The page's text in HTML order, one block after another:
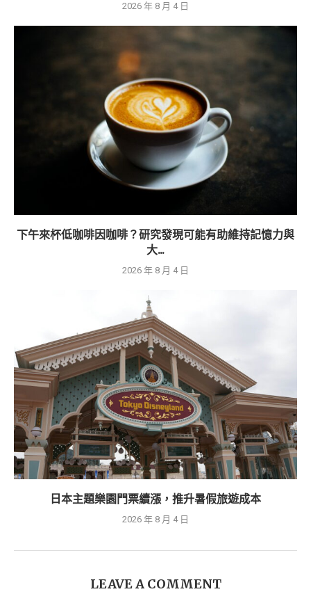
2026 年 8 月 4 日
下午來杯低咖啡因咖啡？研究發現可能有助維持記憶力與
大...
2026 年 8 月 4 日
日本主題樂園門票續漲，推升暑假旅遊成本
2026 年 8 月 4 日
LEAVE A COMMENT